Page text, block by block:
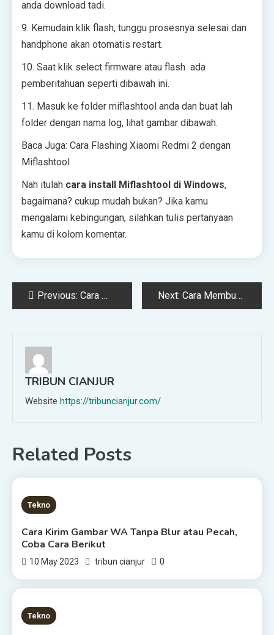
anda download tadi.
9. Kemudain klik flash, tunggu prosesnya selesai dan
handphone akan otomatis restart.
10. Saat klik select firmware atau flash ada
pemberitahuan seperti dibawah ini.
11. Masuk ke folder miflashtool anda dan buat lah
folder dengan nama log, lihat gambar dibawah.
Baca Juga: Cara Flashing Xiaomi Redmi 2 dengan
Miflashtool
Nah itulah cara install Miflashtool di Windows,
bagaimana? cukup mudah bukan? Jika kamu
mengalami kebingungan, silahkan tulis pertanyaan
kamu di kolom komentar.
PostPrevious: Cara Membuat Bilangan Pecahan di Microsoft Word Dengan Mudah Next: Cara Membuat Tabel di Microsoft Word Semua Versi dengan Mudah
TRIBUN CIANJUR
Website https://tribuncianjur.com/
Related Posts
2 MINS READ
Tekno
Cara Kirim Gambar WA Tanpa Blur atau Pecah,
Coba Cara Berikut
10 May 2023 tribun cianjur 0
2 MINS READ
Tekno